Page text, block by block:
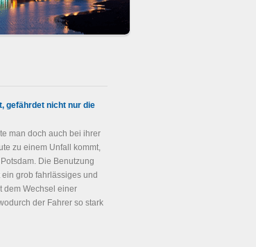
gefährdet nicht nur die
man doch auch bei ihrer
zu einem Unfall kommt,
Die Benutzung
grob fahrlässiges und
dem Wechsel einer
der Fahrer so stark